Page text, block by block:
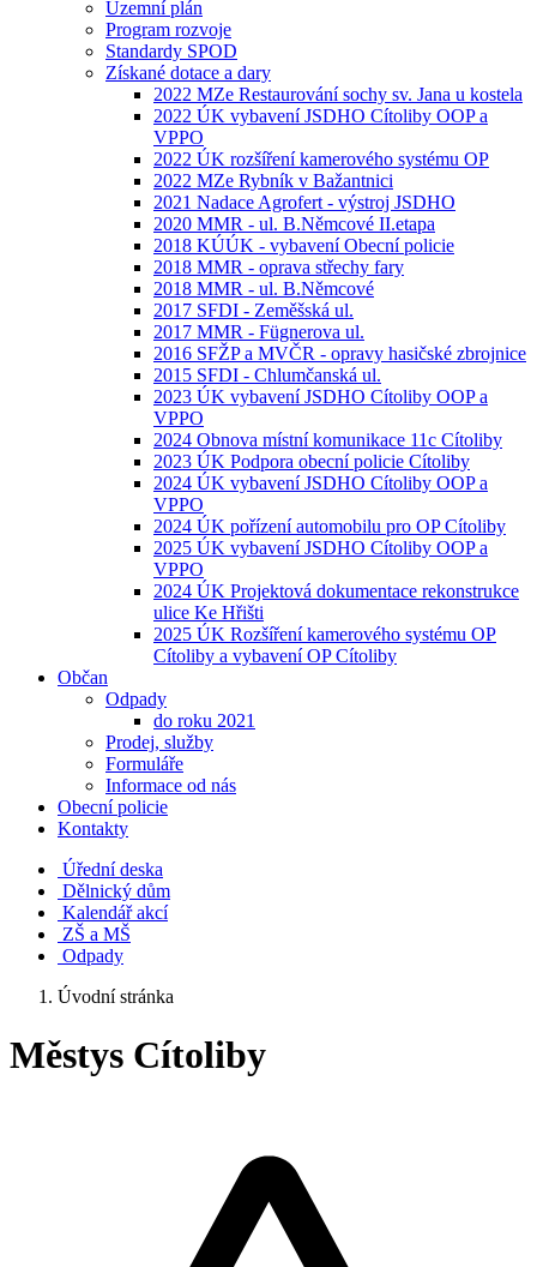
Územní plán
Program rozvoje
Standardy SPOD
Získané dotace a dary
2022 MZe Restaurování sochy sv. Jana u kostela
2022 ÚK vybavení JSDHO Cítoliby OOP a
VPPO
2022 ÚK rozšíření kamerového systému OP
2022 MZe Rybník v Bažantnici
2021 Nadace Agrofert - výstroj JSDHO
2020 MMR - ul. B.Němcové II.etapa
2018 KÚÚK - vybavení Obecní policie
2018 MMR - oprava střechy fary
2018 MMR - ul. B.Němcové
2017 SFDI - Zeměšská ul.
2017 MMR - Fügnerova ul.
2016 SFŽP a MVČR - opravy hasičské zbrojnice
2015 SFDI - Chlumčanská ul.
2023 ÚK vybavení JSDHO Cítoliby OOP a
VPPO
2024 Obnova místní komunikace 11c Cítoliby
2023 ÚK Podpora obecní policie Cítoliby
2024 ÚK vybavení JSDHO Cítoliby OOP a
VPPO
2024 ÚK pořízení automobilu pro OP Cítoliby
2025 ÚK vybavení JSDHO Cítoliby OOP a
VPPO
2024 ÚK Projektová dokumentace rekonstrukce
ulice Ke Hřišti
2025 ÚK Rozšíření kamerového systému OP
Cítoliby a vybavení OP Cítoliby
Občan
Odpady
do roku 2021
Prodej, služby
Formuláře
Informace od nás
Obecní policie
Kontakty
Úřední deska
Dělnický dům
Kalendář akcí
ZŠ a MŠ
Odpady
Úvodní stránka
Městys Cítoliby